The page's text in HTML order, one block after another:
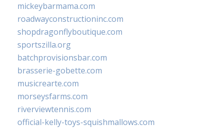
mickeybarmama.com
roadwayconstructioninc.com
shopdragonflyboutique.com
sportszilla.org
batchprovisionsbar.com
brasserie-gobette.com
musicrearte.com
morseysfarms.com
riverviewtennis.com
official-kelly-toys-squishmallows.com